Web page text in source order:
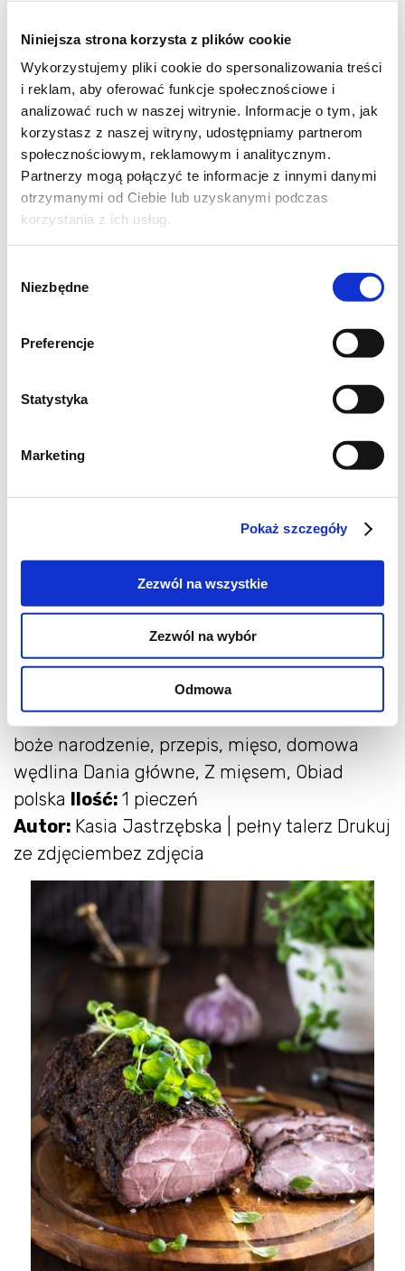
Niniejsza strona korzysta z plików cookie
Wykorzystujemy pliki cookie do spersonalizowania treści
i reklam, aby oferować funkcje społecznościowe i
analizować ruch w naszej witrynie. Informacje o tym, jak
korzystasz z naszej witryny, udostępniamy partnerom
społecznościowym, reklamowym i analitycznym.
Partnerzy mogą połączyć te informacje z innymi danymi
otrzymanymi od Ciebie lub uzyskanymi podczas
korzystania z ich usług.
zgody
Niezbędne
Preferencje
Statystyka
Marketing
Pokaż szczegóły
Zezwól na wszystkie
Zezwól na wybór
Odmowa
stronę i ponownie opiec 15 minut.
Temperaturę obniżyć do 130°C i piec jeszcze
2-2,5 godziny - do momentu aż temperatura
mięsa w środku będzie miała ok. 75°C.
Odczekać 15 minut przed pokrojeniem.
Smacznego!
Przepis do wydruku
boże narodzenie, przepis, mięso, domowa
wędlina Dania główne, Z mięsem, Obiad
polska Ilość: 1 pieczeń
Autor: Kasia Jastrzębska | pełny talerz Drukuj
ze zdjęciembez zdjęcia